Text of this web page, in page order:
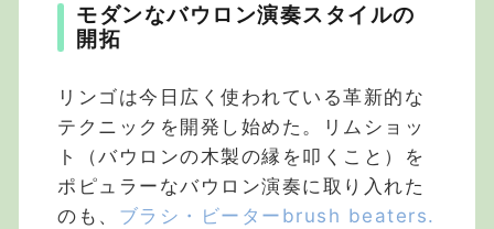
モダンなバウロン演奏スタイルの
開拓
リンゴは今日広く使われている革新的な
テクニックを開発し始めた。リムショッ
ト（バウロンの木製の縁を叩くこと）を
ポピュラーなバウロン演奏に取り入れた
のも、 ブラシ・ビーターbrush beaters.